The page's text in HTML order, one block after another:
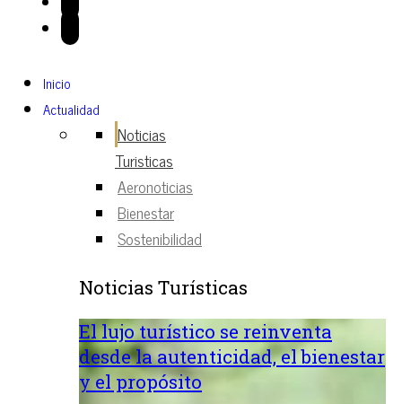
Inicio
Actualidad
Noticias
Turisticas
Aeronoticias
Bienestar
Sostenibilidad
Noticias Turísticas
El lujo turístico se reinventa
desde la autenticidad, el bienestar
y el propósito